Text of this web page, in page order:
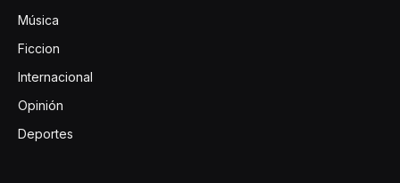
Música
Ficcion
Internacional
Opinión
Deportes